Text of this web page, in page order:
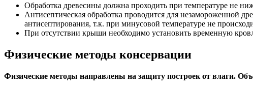
Обработка древесины должна проходить при температуре не
Антисептическая обработка проводится для незамороженной
антисептирования, т.к. при минусовой температуре не
При отсутствии крыши необходимо установить временную
Физические методы консервации
Физические методы направлены на защиту построек от влаги.